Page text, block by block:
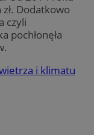
Dodatkowo
czyli
pochłonęła
i klimatu